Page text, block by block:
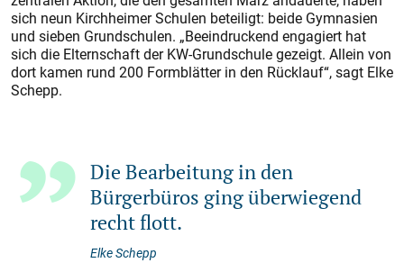
sich neun Kirchheimer Schulen beteiligt: beide Gymnasien
und sieben Grundschulen. „Beeindruckend engagiert hat
sich die Elternschaft der KW-Grundschule gezeigt. Allein von
dort kamen rund 200 Formblätter in den Rücklauf“, sagt Elke
Schepp.
Die Bearbeitung in den
Bürgerbüros ging überwiegend
recht flott.
Elke Schepp